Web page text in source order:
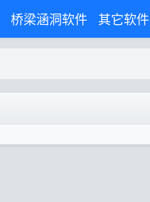
桥梁涵洞软件 其它软件